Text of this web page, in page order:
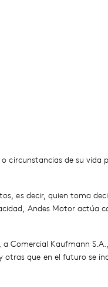
circunstancias de su vida
es decir, quien toma
Andes Motor actúa
Comercial Kaufmann
otras que en el futuro se